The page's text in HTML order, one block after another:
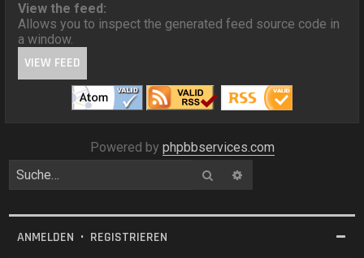
View the feed:
Allows you to inspect the generated feed source code in
a window.
Powered by phpbbservices.com
Suche
ANMELDEN • REGISTRIEREN